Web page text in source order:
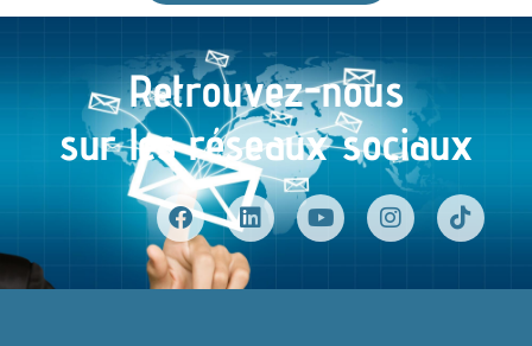
Retrouvez-nous
sur les réseaux sociaux